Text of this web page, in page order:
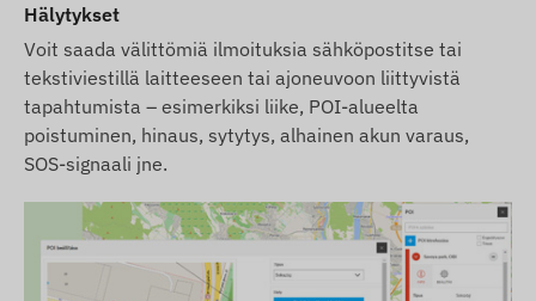
Hälytykset
Voit saada välittömiä ilmoituksia sähköpostitse tai
tekstiviestillä laitteeseen tai ajoneuvoon liittyvistä
tapahtumista – esimerkiksi liike, POI-alueelta
poistuminen, hinaus, sytytys, alhainen akun varaus,
SOS-signaali jne.